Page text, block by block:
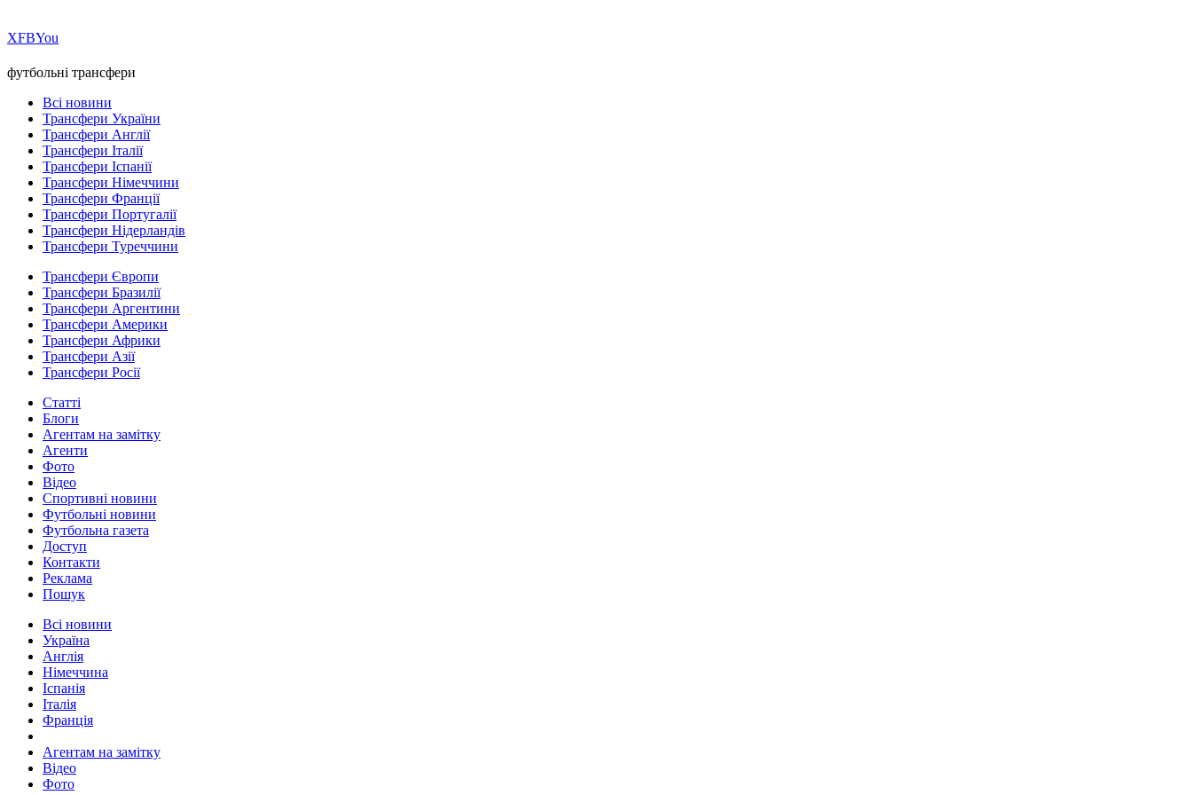
ХFBYou
футбольні трансфери
Всі новини
Трансфери України
Трансфери Англії
Трансфери Італії
Трансфери Іспанії
Трансфери Німеччини
Трансфери Франції
Трансфери Португалії
Трансфери Нідерландів
Трансфери Туреччини
Трансфери Європи
Трансфери Бразилії
Трансфери Аргентини
Трансфери Америки
Трансфери Африки
Трансфери Азії
Трансфери Росії
Статті
Блоги
Агентам на замітку
Агенти
Фото
Відео
Спортивні новини
Футбольні новини
Футбольна газета
Доступ
Контакти
Реклама
Пошук
Всі новини
Україна
Англія
Німеччина
Іспанія
Італія
Франція
Агентам на замітку
Відео
Фото